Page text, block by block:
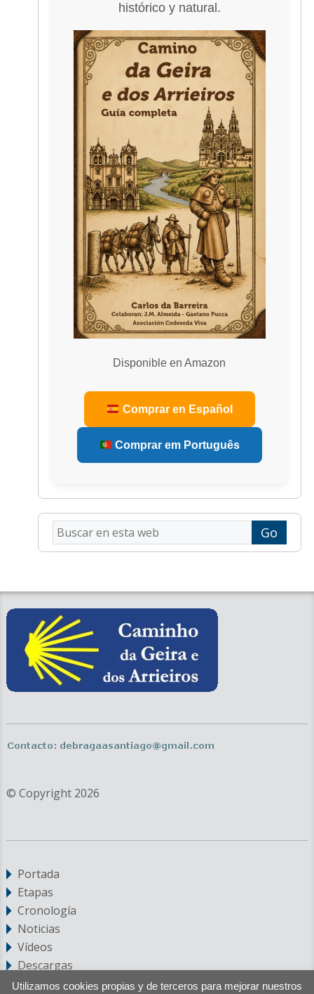
histórico y natural.
Disponible en Amazon
Comprar en Español
Comprar em Português
Buscar
en
esta
© Copyright 2026
Portada
Etapas
Cronología
Noticias
Vídeos
Descargas
Utilizamos cookies propias y de terceros para mejorar nuestros